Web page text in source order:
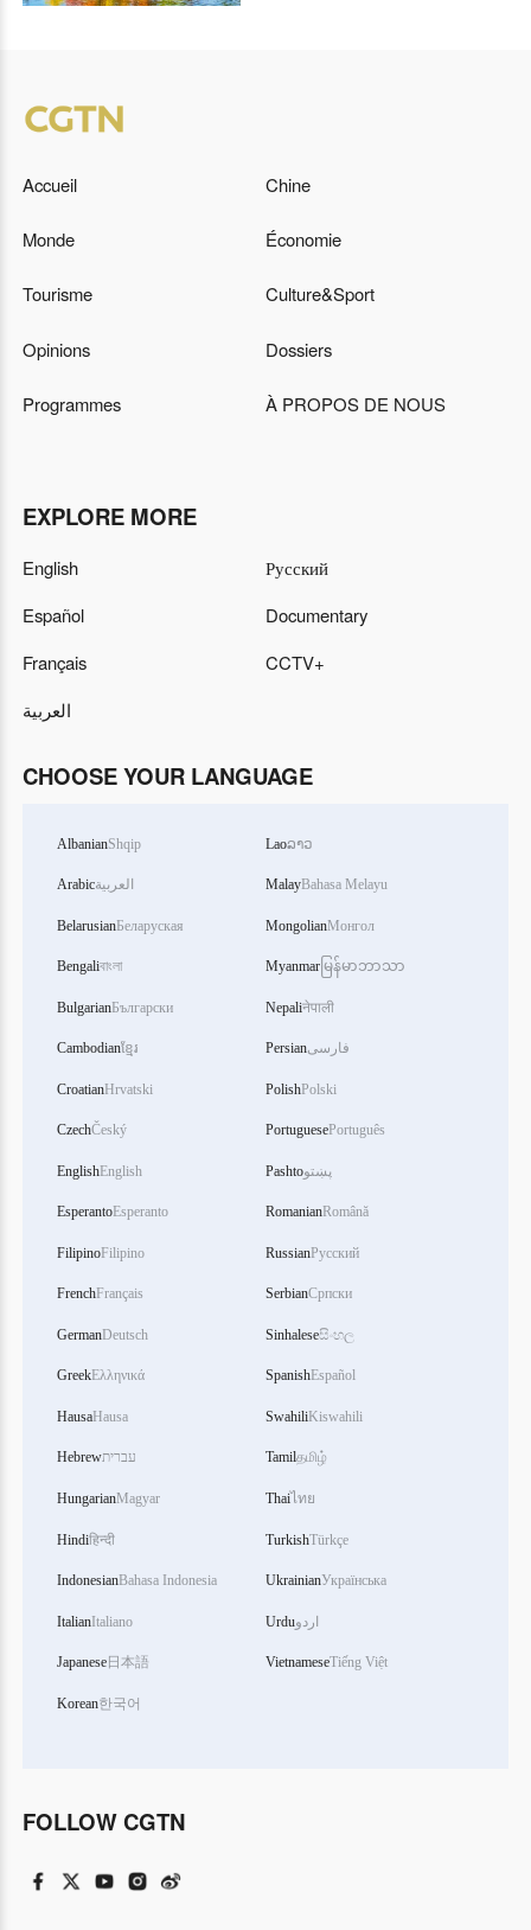
Accueil Chine
Monde Économie
Tourisme Culture&Sport
Opinions Dossiers
Programmes À PROPOS DE NOUS
EXPLORE MORE
English
Español
Français
العربية
Русский
Documentary
CCTV+
CHOOSE YOUR LANGUAGE
AlbanianShqip
Arabicالعربية
BelarusianБеларуская
Bengaliবাংলা
BulgarianБългарски
Cambodianខ្មែរ
CroatianHrvatski
CzechČeský
EnglishEnglish
EsperantoEsperanto
FilipinoFilipino
FrenchFrançais
GermanDeutsch
GreekΕλληνικά
HausaHausa
Hebrewעברית
HungarianMagyar
Hindiहिन्दी
IndonesianBahasa Indonesia
ItalianItaliano
Japanese日本語
Korean한국어
Laoລາວ
MalayBahasa Melayu
MongolianМонгол
Myanmar မြန်မာဘာသာ
Nepaliनेपाली
Persianفارسی
PolishPolski
PortuguesePortuguês
Pashtoپښتو
RomanianRomână
RussianРусский
SerbianСрпски
Sinhaleseසිංහල
SpanishEspañol
SwahiliKiswahili
Tamilதமிழ்
Thaiไทย
TurkishTürkçe
UkrainianУкраїнська
Urduاردو
VietnameseTiếng Việt
FOLLOW CGTN